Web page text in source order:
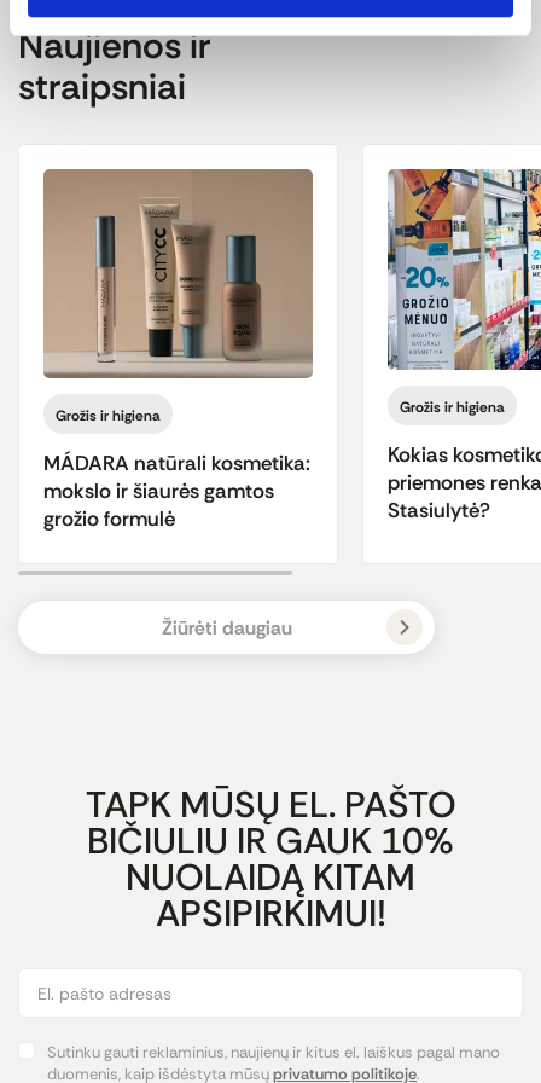
Naujienos ir
straipsniai
Grožis ir higiena
MÁDARA natūrali kosmetika:
mokslo ir šiaurės gamtos
grožio formulė
Grožis ir higiena
Kokias
priemones
Stasiulytė?
Žiūrėti daugiau
TAPK MŪSŲ EL. PAŠTO
BIČIULIU IR GAUK 10%
NUOLAIDĄ KITAM
APSIPIRKIMUI!
Sutinku gauti reklaminius, naujienų ir kitus el. laiškus pagal mano
duomenis, kaip išdėstyta mūsųprivatumo politikoje.